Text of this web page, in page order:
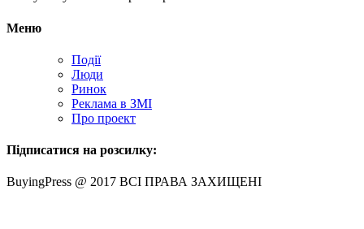
Меню
Події
Люди
Ринок
Реклама в ЗМІ
Про проект
Підписатися на розсилку:
BuyingPress @ 2017 ВСІ ПРАВА ЗАХИЩЕНІ